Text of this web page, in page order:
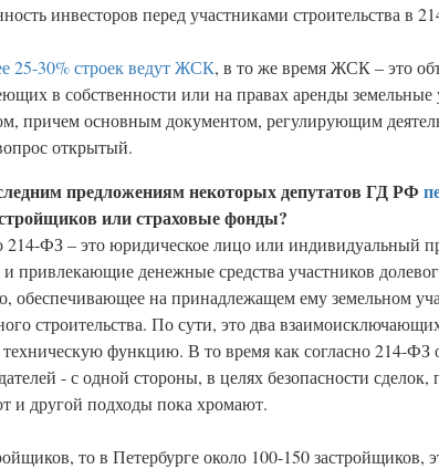
инвесторов перед участниками строительства в
25-30% строек ведут ЖСК, в то же время ЖСК – это
в собственности или на правах аренды
причем основным документом, регулирующим
открытый.
предложениям некоторых депутатов ГД РФ
или страховые фонды?
214-ФЗ – это юридическое лицо или индивидуальный
привлекающие денежные средства участников
обеспечивающее на принадлежащем ему земельном
строительства. По сути, это два
функцию. В то время как согласно 214-ФЗ
- с одной стороны, в целях безопасности
и другой подходы пока хромают.
то в Петербурге около 100-150